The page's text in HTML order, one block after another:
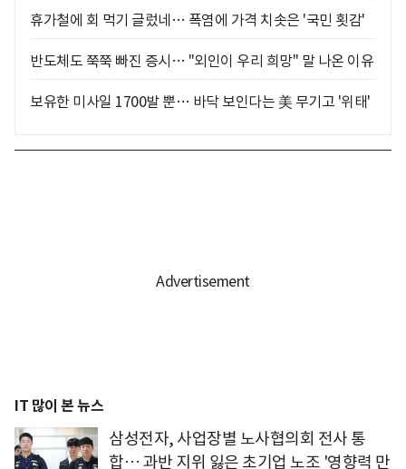
휴가철에 회 먹기 글렀네… 폭염에 가격 치솟은 '국민 횟감'
반도체도 쭉쭉 빠진 증시… "외인이 우리 희망" 말 나온 이유
보유한 미사일 1700발 뿐… 바닥 보인다는 美 무기고 '위태'
IT 많이 본 뉴스
삼성전자, 사업장별 노사협의회 전사 통
합… 과반 지위 잃은 초기업 노조 '영향력 만